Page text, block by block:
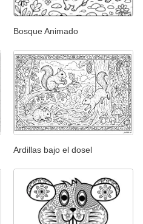
Bosque Animado
Ardillas bajo el dosel